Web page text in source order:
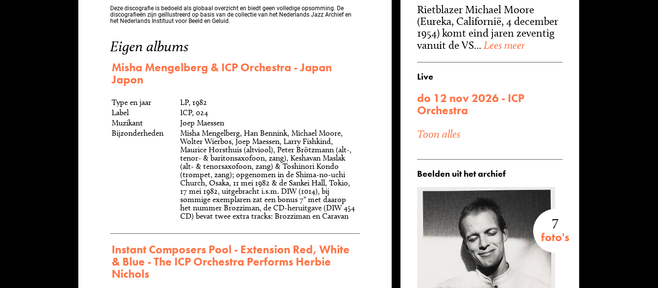
Deze discografie is bedoeld als globaal overzicht en biedt geen volledige opsomming. De
discografieën zijn geïllustreerd op basis van de collectie van het Nederlands Jazz Archief en
het Nederlands Instituut voor Beeld en Geluid.
Eigen albums
Misha Mengelberg & ICP Orchestra - Japan
Japon
Type en jaar
LP, 1982
Label
ICP, 024
Muzikant
Joep Maessen
Bijzonderheden
Misha Mengelberg, Han Bennink, Michael Moore,
Wolter Wierbos, Joep Maessen, Larry Fishkind,
Maurice Horsthuis (altviool), Peter Brötzmann (alt-,
tenor- & baritonsaxofoon, zang), Keshavan Maslak
(alt- & tenorsaxofoon, zang) & Toshinori Kondo
(trompet, zang); opgenomen in de Shima-no-uchi
Church, Osaka, 11 mei 1982 & de Sankei Hall, Tokio,
17 mei 1982, uitgebracht i.s.m. DIW (1014), bij
sommige exemplaren zat een bonus 7" met daarop
het nummer Brozziman, de CD-heruitgave (DIW 454
CD) bevat twee extra tracks: Brozziman en Caravan
Instant Composers Pool - Extension Red, White
& Blue - The ICP Orchestra Performs Herbie
Nichols
Rietblazer Michael Moore
(Eureka, Californië, 4 december
1954) komt eind jaren zeventig
vanuit de VS... Lees meer
Live
do 12 nov 2026 - ICP
Orchestra
Toon alles
Beelden uit het archief
7
foto's